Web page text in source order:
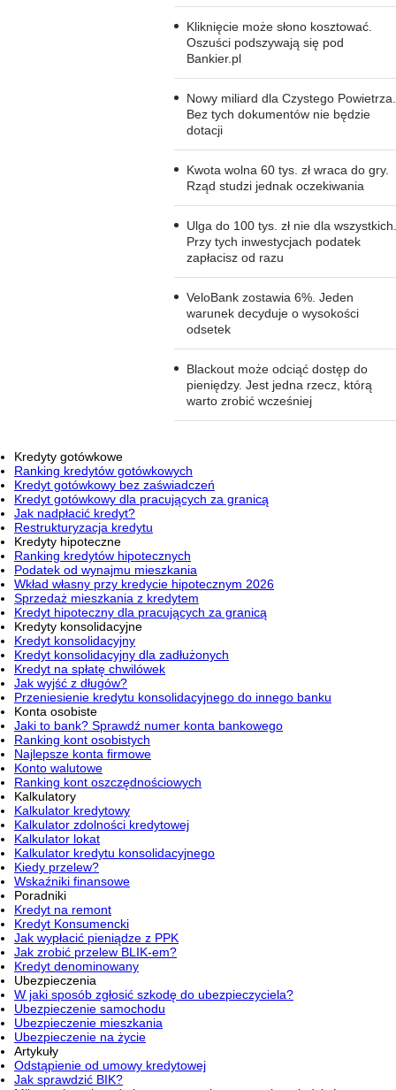
Kliknięcie może słono kosztować.
Oszuści podszywają się pod
Bankier.pl
Nowy miliard dla Czystego Powietrza.
Bez tych dokumentów nie będzie
dotacji
Kwota wolna 60 tys. zł wraca do gry.
Rząd studzi jednak oczekiwania
Ulga do 100 tys. zł nie dla wszystkich.
Przy tych inwestycjach podatek
zapłacisz od razu
VeloBank zostawia 6%. Jeden
warunek decyduje o wysokości
odsetek
Blackout może odciąć dostęp do
pieniędzy. Jest jedna rzecz, którą
warto zrobić wcześniej
Kredyty gotówkowe
Ranking kredytów gotówkowych
Kredyt gotówkowy bez zaświadczeń
Kredyt gotówkowy dla pracujących za granicą
Jak nadpłacić kredyt?
Restrukturyzacja kredytu
Kredyty hipoteczne
Ranking kredytów hipotecznych
Podatek od wynajmu mieszkania
Wkład własny przy kredycie hipotecznym 2026
Sprzedaż mieszkania z kredytem
Kredyt hipoteczny dla pracujących za granicą
Kredyty konsolidacyjne
Kredyt konsolidacyjny
Kredyt konsolidacyjny dla zadłużonych
Kredyt na spłatę chwilówek
Jak wyjść z długów?
Przeniesienie kredytu konsolidacyjnego do innego banku
Konta osobiste
Jaki to bank? Sprawdź numer konta bankowego
Ranking kont osobistych
Najlepsze konta firmowe
Konto walutowe
Ranking kont oszczędnościowych
Kalkulatory
Kalkulator kredytowy
Kalkulator zdolności kredytowej
Kalkulator lokat
Kalkulator kredytu konsolidacyjnego
Kiedy przelew?
Wskaźniki finansowe
Poradniki
Kredyt na remont
Kredyt Konsumencki
Jak wypłacić pieniądze z PPK
Jak zrobić przelew BLIK-em?
Kredyt denominowany
Ubezpieczenia
W jaki sposób zgłosić szkodę do ubezpieczyciela?
Ubezpieczenie samochodu
Ubezpieczenie mieszkania
Ubezpieczenie na życie
Artykuły
Odstąpienie od umowy kredytowej
Jak sprawdzić BIK?